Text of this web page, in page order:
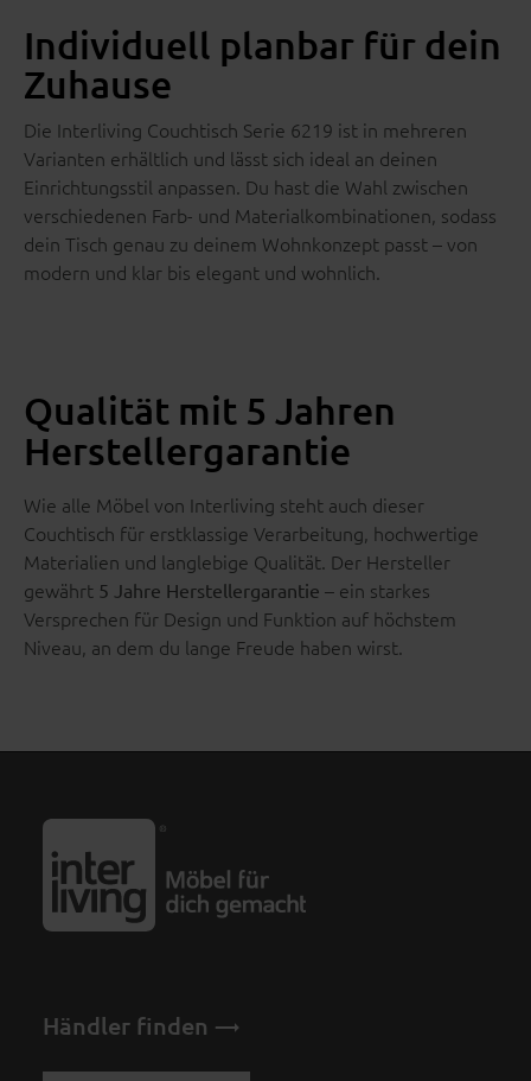
Individuell planbar für dein
Zuhause
Die Interliving Couchtisch Serie 6219 ist in mehreren
Varianten erhältlich und lässt sich ideal an deinen
Einrichtungsstil anpassen. Du hast die Wahl zwischen
verschiedenen Farb- und Materialkombinationen, sodass
dein Tisch genau zu deinem Wohnkonzept passt – von
modern und klar bis elegant und wohnlich.
Qualität mit 5 Jahren
Herstellergarantie
Wie alle Möbel von Interliving steht auch dieser
Couchtisch für erstklassige Verarbeitung, hochwertige
Materialien und langlebige Qualität. Der Hersteller
gewährt 5 Jahre Herstellergarantie – ein starkes
Versprechen für Design und Funktion auf höchstem
Niveau, an dem du lange Freude haben wirst.
Händler finden